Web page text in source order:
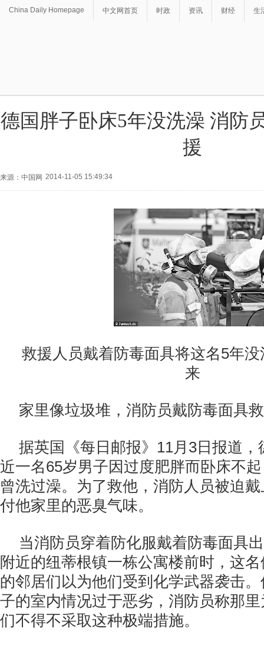
China Daily Homepage 中文网首页 时政 资讯 财经 生
德国胖子卧床5年没洗澡 消防
援
来源：中国网 2014-11-05 15:49:34
救援人员戴着防毒面具将这名5年
来
家里像垃圾堆，消防员戴防毒面具
据英国《每日邮报》11月3日报道
近一名65岁男子因过度肥胖而卧床不
曾洗过澡。为了救他，消防人员被迫
付他家里的恶臭气味。
当消防员穿着防化服戴着防毒面具
附近的纽蒂根镇一栋公寓楼前时，这
的邻居们以为他们受到化学武器袭击
子的室内情况过于恶劣，消防员称那里
们不得不采取这种极端措施。